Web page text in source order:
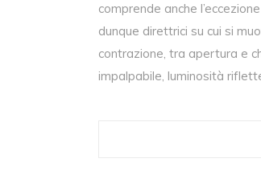
comprende anche
dunque direttrici su cui si
contrazione, tra apertura e
impalpabile, luminosità